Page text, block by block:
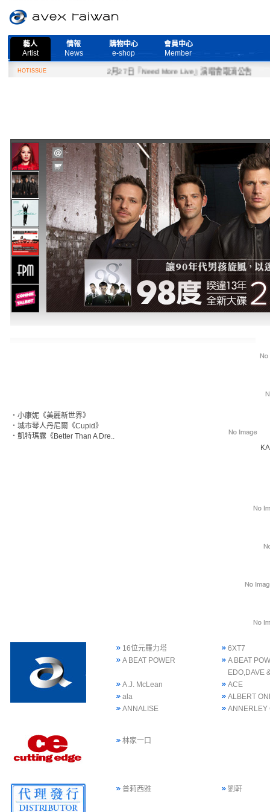
藝人
Artist
情報
News
購物中心
e-shop
會員中心
Member
HOTISSUE 2月27日『Need More Live』演唱會取消公告
‧ 小康妮《美麗新世界》
‧ 城市琴人丹尼爾《Cupid》
‧ 凱特瑪露《Better Than A Dre..
16位元羅力塔
6XT7
A BEAT POWER
A BEAT
EDO,DAVE
A.J. McLean
ACE
ala
ALBERT
ANNALISE
ANNERLEY
林家一口
普莉西雅 劉軒